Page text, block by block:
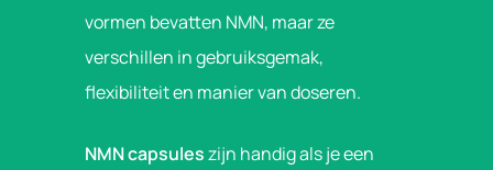
vormen bevatten NMN, maar ze
verschillen in gebruiksgemak,
flexibiliteit en manier van doseren.
NMN capsuleszijn handig als je een